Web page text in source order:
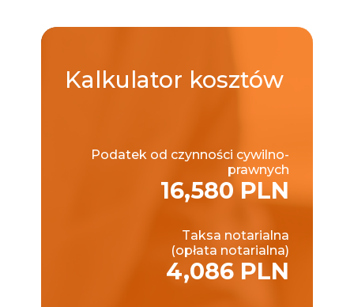
Kalkulator kosztów
Podatek od czynności cywilno-
prawnych
16,580 PLN
Taksa notarialna
(opłata notarialna)
4,086 PLN